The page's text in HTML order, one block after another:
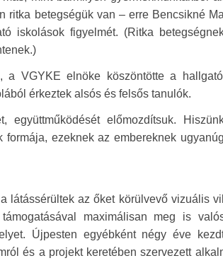
ritka betegségük van – erre Bencsikné
iskolások figyelmét. (Ritka
VGYKE elnöke köszöntötte a
érkeztek alsós és felsős tanulók.
előmozdítsuk.
ezeknek az embereknek
látássérültek az őket körülvevő vizuális
maximálisan meg is
Újpesten egyébként négy éve
és a projekt keretében szervezett